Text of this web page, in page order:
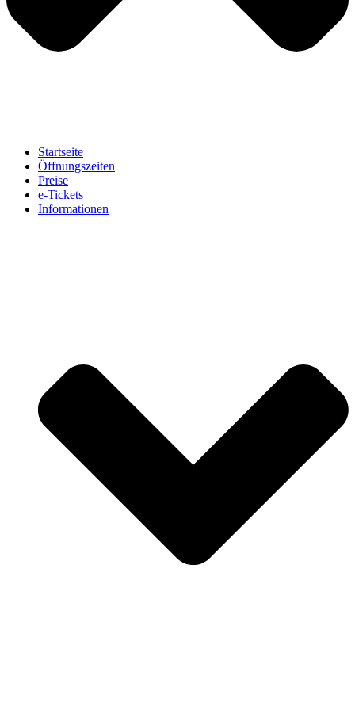
Startseite
Öffnungszeiten
Preise
e-Tickets
Informationen